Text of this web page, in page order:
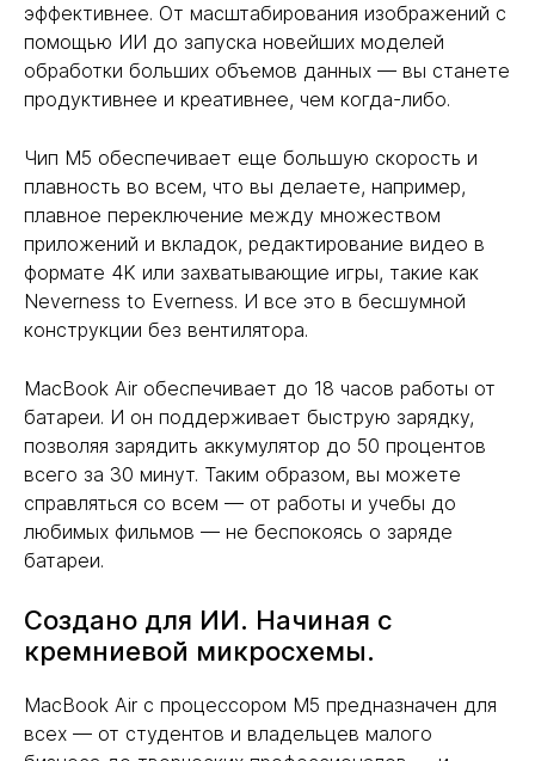
эффективнее. От масштабирования изображений с
помощью ИИ до запуска новейших моделей
обработки больших объемов данных — вы станете
продуктивнее и креативнее, чем когда-либо.
Чип M5 обеспечивает еще большую скорость и
плавность во всем, что вы делаете, например,
плавное переключение между множеством
приложений и вкладок, редактирование видео в
формате 4K или захватывающие игры, такие как
Neverness to Everness. И все это в бесшумной
конструкции без вентилятора.
MacBook Air обеспечивает до 18 часов работы от
батареи. И он поддерживает быструю зарядку,
позволяя зарядить аккумулятор до 50 процентов
всего за 30 минут. Таким образом, вы можете
справляться со всем — от работы и учебы до
любимых фильмов — не беспокоясь о заряде
батареи.
Создано для ИИ. Начиная с
кремниевой микросхемы.
MacBook Air с процессором M5 предназначен для
всех — от студентов и владельцев малого